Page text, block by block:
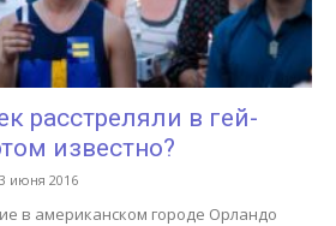
расстреляли в гей-
известно?
июня 2016
в американском городе Орландо